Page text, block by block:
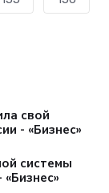
свой
- «Бизнес»
системы